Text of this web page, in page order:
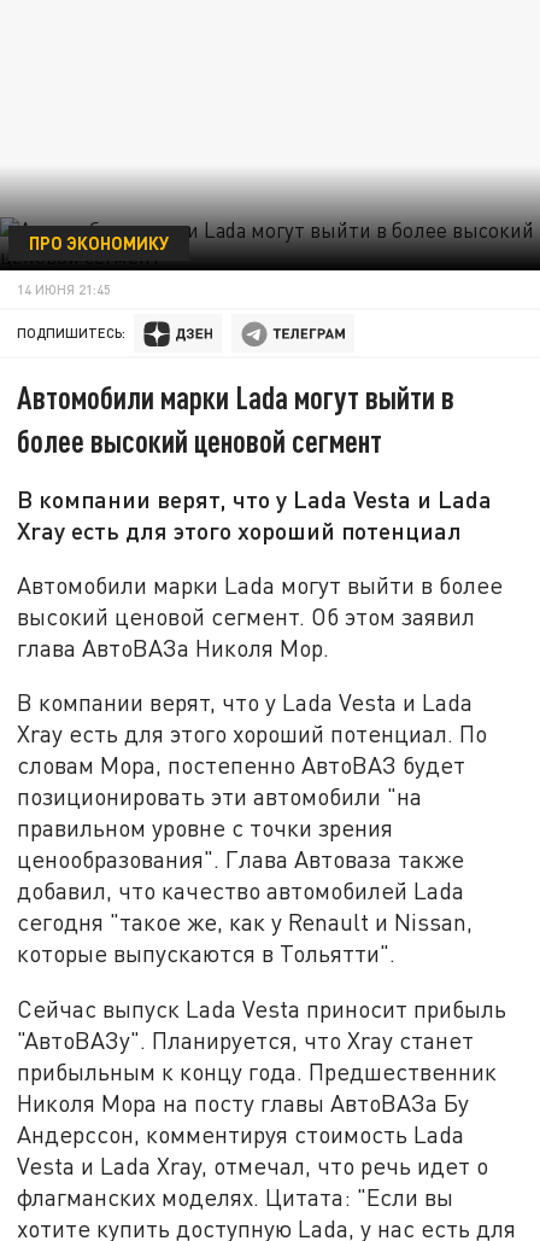
ПРО ЭКОНОМИКУ
14 ИЮНЯ 21:45
ПОДПИШИТЕСЬ:
Автомобили марки Lada могут выйти в
более высокий ценовой сегмент
В компании верят, что у Lada Vesta и Lada
Xray есть для этого хороший потенциал
Автомобили марки Lada могут выйти в более
высокий ценовой сегмент. Об этом заявил
глава АвтоВАЗа Николя Мор.
В компании верят, что у Lada Vesta и Lada
Xray есть для этого хороший потенциал. По
словам Мора, постепенно АвтоВАЗ будет
позиционировать эти автомобили "на
правильном уровне с точки зрения
ценообразования". Глава Автоваза также
добавил, что качество автомобилей Lada
сегодня "такое же, как у Renault и Nissan,
которые выпускаются в Тольятти".
Сейчас выпуск Lada Vesta приносит прибыль
"АвтоВАЗу". Планируется, что Xray станет
прибыльным к концу года. Предшественник
Николя Мора на посту главы АвтоВАЗа Бу
Андерссон, комментируя стоимость Lada
Vesta и Lada Xray, отмечал, что речь идет о
флагманских моделях. Цитата: "Если вы
хотите купить доступную Lada, у нас есть для